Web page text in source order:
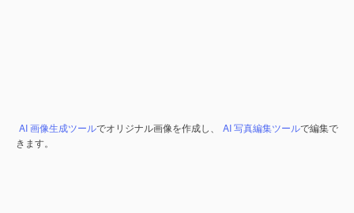
AI 画像生成ツールでオリジナル画像を作成し、 AI 写真編集ツールで編集で
きます。